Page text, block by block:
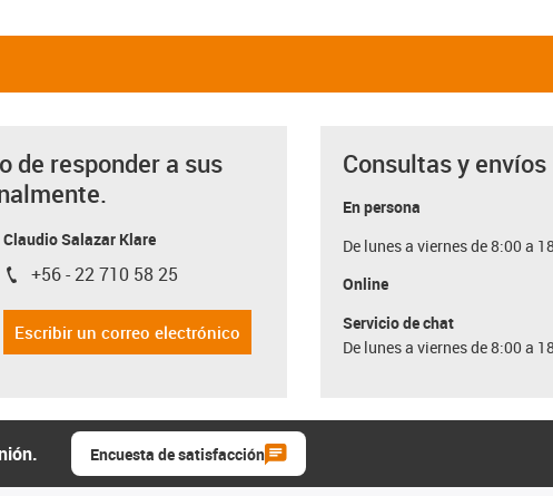
de responder a sus
Claudio Salazar Klare
igus-icon-phone
+56 - 22 710 58 25
Escribir un correo electrónico
Consultas y envíos
En persona
De lunes a viernes de 8:00 a
Online
Servicio de chat
De lunes a viernes de 8:00 a
Encuesta de satisfacción